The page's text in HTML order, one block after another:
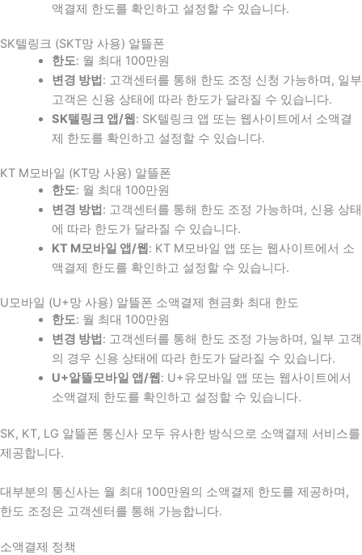
액결제 한도를 확인하고 설정할 수 있습니다.
SK텔링크 (SKT망 사용) 알뜰폰
한도: 월 최대 100만원
변경 방법 : 고객센터를 통해 한도 조정 신청 가능하며, 일부
고객은 신용 상태에 따라 한도가 달라질 수 있습니다.
SK텔링크 앱/웹 : SK텔링크 앱 또는 웹사이트에서 소액결
제 한도를 확인하고 설정할 수 있습니다.
KT M모바일 (KT망 사용) 알뜰폰
한도: 월 최대 100만원
변경 방법 : 고객센터를 통해 한도 조정 가능하며, 신용 상태
에 따라 한도가 달라질 수 있습니다.
KT M모바일 앱/웹 : KT M모바일 앱 또는 웹사이트에서 소
액결제 한도를 확인하고 설정할 수 있습니다.
U모바일 (U+망 사용) 알뜰폰 소액결제 현금화 최대 한도
한도: 월 최대 100만원
변경 방법 : 고객센터를 통해 한도 조정 가능하며, 일부 고객
의 경우 신용 상태에 따라 한도가 달라질 수 있습니다.
U+알뜰모바일 앱/웹 : U+유모바일 앱 또는 웹사이트에서
소액결제 한도를 확인하고 설정할 수 있습니다.
SK, KT, LG 알뜰폰 통신사 모두 유사한 방식으로 소액결제 서비스를
제공합니다.
대부분의 통신사는 월 최대 100만원의 소액결제 한도를 제공하며,
한도 조정은 고객센터를 통해 가능합니다.
소액결제 정책